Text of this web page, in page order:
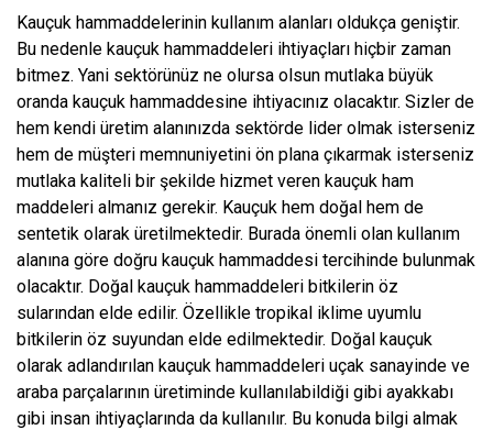
Kauçuk hammaddelerinin kullanım alanları oldukça geniştir.
Bu nedenle kauçuk hammaddeleri ihtiyaçları hiçbir zaman
bitmez. Yani sektörünüz ne olursa olsun mutlaka büyük
oranda kauçuk hammaddesine ihtiyacınız olacaktır. Sizler de
hem kendi üretim alanınızda sektörde lider olmak isterseniz
hem de müşteri memnuniyetini ön plana çıkarmak isterseniz
mutlaka kaliteli bir şekilde hizmet veren kauçuk ham
maddeleri almanız gerekir. Kauçuk hem doğal hem de
sentetik olarak üretilmektedir. Burada önemli olan kullanım
alanına göre doğru kauçuk hammaddesi tercihinde bulunmak
olacaktır. Doğal kauçuk hammaddeleri bitkilerin öz
sularından elde edilir. Özellikle tropikal iklime uyumlu
bitkilerin öz suyundan elde edilmektedir. Doğal kauçuk
olarak adlandırılan kauçuk hammaddeleri uçak sanayinde ve
araba parçalarının üretiminde kullanılabildiği gibi ayakkabı
gibi insan ihtiyaçlarında da kullanılır. Bu konuda bilgi almak